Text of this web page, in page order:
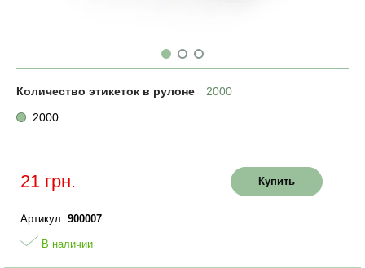
Количество этикеток в рулоне
2000
2000
21 грн. Купить
Артикул: 900007
В наличии